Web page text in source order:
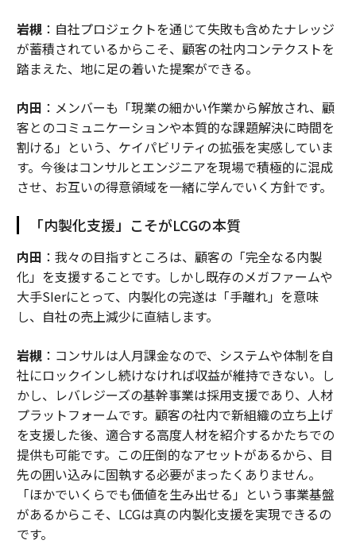
岩槻：自社プロジェクトを通じて失敗も含めたナレッジ
が蓄積されているからこそ、顧客の社内コンテクストを
踏まえた、地に足の着いた提案ができる。
内田 ：メンバーも「現業の細かい作業から解放され、顧
客とのコミュニケーションや本質的な課題解決に時間を
割ける」という、ケイパビリティの拡張を実感していま
す。今後はコンサルとエンジニアを現場で積極的に混成
させ、お互いの得意領域を一緒に学んでいく方針です。
「内製化支援」こそがLCGの本質
内田 ：我々の目指すところは、顧客の「完全なる内製
化」を支援することです。しかし既存のメガファームや
大手SIerにとって、内製化の完遂は「手離れ」を意味
し、自社の売上減少に直結します。
岩槻：コンサルは人月課金なので、システムや体制を自
社にロックインし続けなければ収益が維持できない。し
かし、レバレジーズの基幹事業は採用支援であり、人材
プラットフォームです。顧客の社内で新組織の立ち上げ
を支援した後、適合する高度人材を紹介するかたちでの
提供も可能です。この圧倒的なアセットがあるから、目
先の囲い込みに固執する必要がまったくありません。
「ほかでいくらでも価値を生み出せる」という事業基盤
があるからこそ、LCGは真の内製化支援を実現できるの
です。